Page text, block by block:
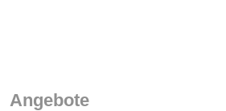
Angebote